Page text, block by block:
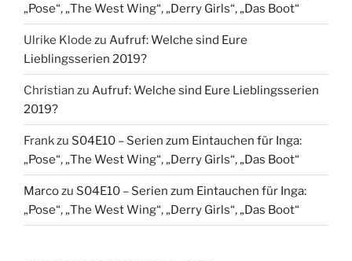
„Pose“, „The West Wing“, „Derry Girls“, „Das Boot“
Ulrike Klode zu Aufruf: Welche sind Eure
Lieblingsserien 2019?
Christian zu Aufruf: Welche sind Eure Lieblingsserien
2019?
Frankzu S04E10 – Serien zum Eintauchen für Inga:
„Pose“, „The West Wing“, „Derry Girls“, „Das Boot“
Marcozu S04E10 – Serien zum Eintauchen für Inga:
„Pose“, „The West Wing“, „Derry Girls“, „Das Boot“